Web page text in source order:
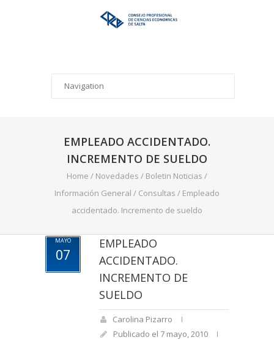
EMPLEADO ACCIDENTADO.
INCREMENTO DE SUELDO
Home / Novedades / Boletin Noticias /
Información General / Consultas / Empleado
accidentado. Incremento de sueldo
MAYO
07
EMPLEADO
ACCIDENTADO.
INCREMENTO DE
SUELDO
Carolina Pizarro
Publicado el 7 mayo, 2010